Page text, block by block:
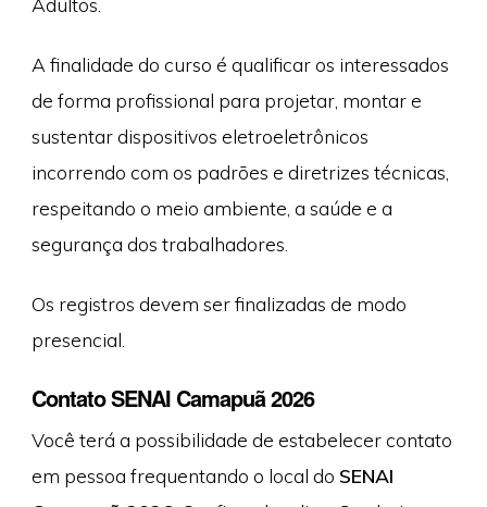
A finalidade do curso é qualificar os interessados
de forma profissional para projetar, montar e
sustentar dispositivos eletroeletrônicos
incorrendo com os padrões e diretrizes técnicas,
respeitando o meio ambiente, a saúde e a
segurança dos trabalhadores.
Os registros devem ser finalizadas de modo
presencial.
Contato SENAI Camapuã 2026
Você terá a possibilidade de estabelecer contato
em pessoa frequentando o local do SENAI